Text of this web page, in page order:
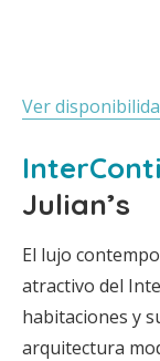
Ver
Julian’s
El lujo
atractivo del
habitaciones y
arquitectura